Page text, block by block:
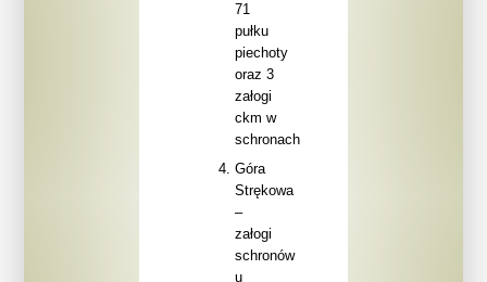
71
pułku
piechoty
oraz 3
załogi
ckm w
schronach
Góra
Strękowa
–
załogi
schronów
u